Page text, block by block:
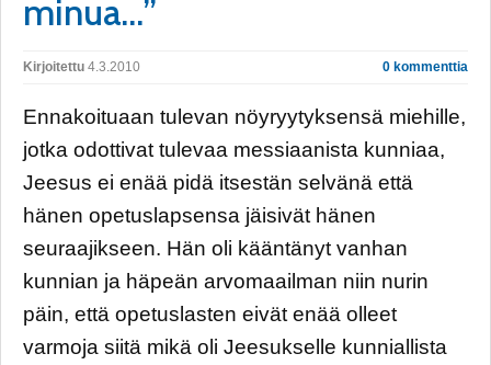
minua…”
Kirjoitettu 4.3.2010 0 kommenttia
Ennakoituaan tulevan nöyryytyksensä miehille,
jotka odottivat tulevaa messiaanista kunniaa,
Jeesus ei enää pidä itsestän selvänä että
hänen opetuslapsensa jäisivät hänen
seuraajikseen. Hän oli kääntänyt vanhan
kunnian ja häpeän arvomaailman niin nurin
päin, että opetuslasten eivät enää olleet
varmoja siitä mikä oli Jeesukselle kunniallista